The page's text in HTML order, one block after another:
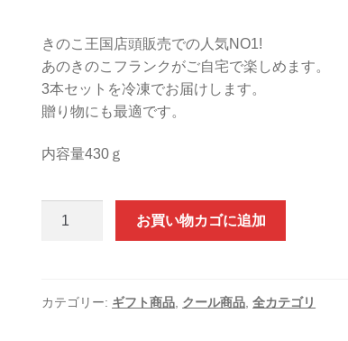
きのこ王国店頭販売での人気NO1!
あのきのこフランクがご自宅で楽しめます。
3本セットを冷凍でお届けします。
贈り物にも最適です。
内容量430ｇ
ラ
お買い物カゴに追加
カテゴリー: ギフト商品 クール商品 ,全カテゴリ